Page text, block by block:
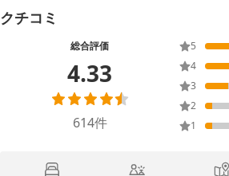
クチコミ
総合評価
4.33
614件
5
4
3
2
1